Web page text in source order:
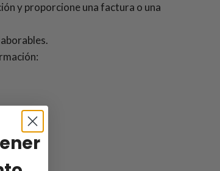
y proporcione una factura o una